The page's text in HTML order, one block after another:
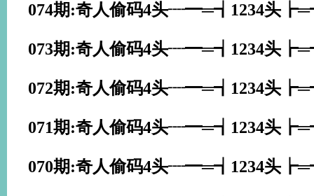
074期:奇人偷码4头┈━═┪1234头
073期:奇人偷码4头┈━═┪1234头
072期:奇人偷码4头┈━═┪1234头
071期:奇人偷码4头┈━═┪1234头
070期:奇人偷码4头┈━═┪1234头